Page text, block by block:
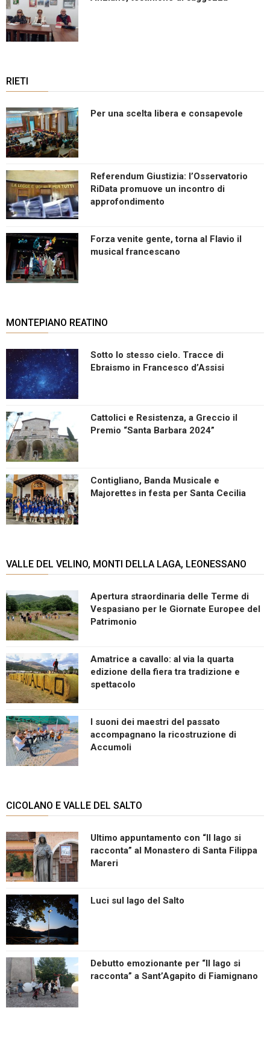
RIETI
Per una scelta libera e consapevole
Referendum Giustizia: l’Osservatorio
RiData promuove un incontro di
approfondimento
Forza venite gente, torna al Flavio il
musical francescano
MONTEPIANO REATINO
Sotto lo stesso cielo. Tracce di
Ebraismo in Francesco d’Assisi
Cattolici e Resistenza, a Greccio il
Premio “Santa Barbara 2024”
Contigliano, Banda Musicale e
Majorettes in festa per Santa Cecilia
VALLE DEL VELINO, MONTI DELLA LAGA, LEONESSANO
Apertura straordinaria delle Terme di
Vespasiano per le Giornate Europee del
Patrimonio
Amatrice a cavallo: al via la quarta
edizione della fiera tra tradizione e
spettacolo
I suoni dei maestri del passato
accompagnano la ricostruzione di
Accumoli
CICOLANO E VALLE DEL SALTO
Ultimo appuntamento con “Il lago si
racconta” al Monastero di Santa Filippa
Mareri
Luci sul lago del Salto
Debutto emozionante per “Il lago si
racconta” a Sant’Agapito di Fiamignano